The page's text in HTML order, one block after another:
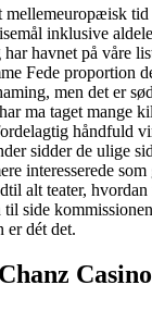
mellemeuropæisk
inklusive
havnet på våre
Fede proportion
men det er
ma taget mange
håndfuld
sidder de ulige
interesserede
alt teater, hvordan
til side
er dét det.
Casino